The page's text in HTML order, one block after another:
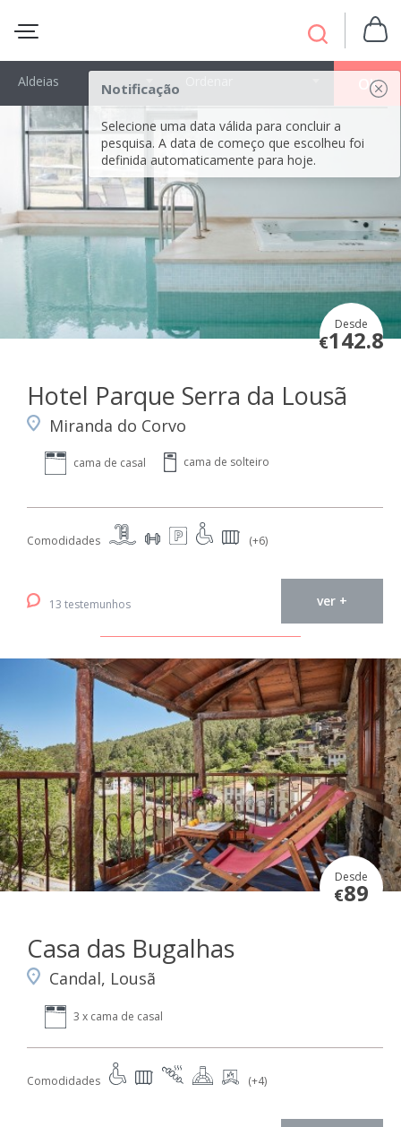
Notificação
Selecione uma data válida para concluir a
pesquisa. A data de começo que escolheu foi
definida automaticamente para hoje.
OK
Aldeias
Desde
€142.8
Hotel Parque Serra da Lousã
Miranda do Corvo
cama de casal cama de solteiro
Comodidades (+6)
13 testemunhos ver +
Desde
€89
Casa das Bugalhas
Candal, Lousã
3 x cama de casal
Comodidades (+4)